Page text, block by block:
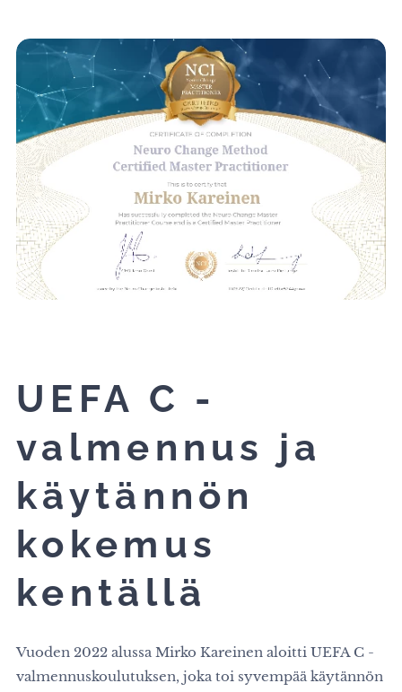
UEFA C -
valmennus ja
käytännön
kokemus
kentällä
Vuoden 2022 alussa Mirko Kareinen aloitti UEFA C -
valmennuskoulutuksen, joka toi syvempää käytännön